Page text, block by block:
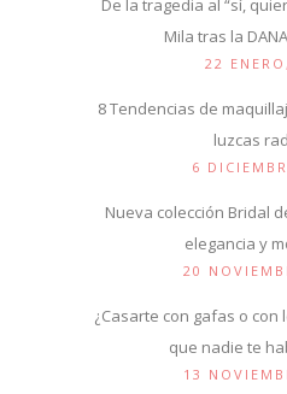
Mila tras la
22
8 Tendencias de
luzcas
6
Nueva colección Bridal
elegancia y
20
¿Casarte con gafas o con
que nadie te
13